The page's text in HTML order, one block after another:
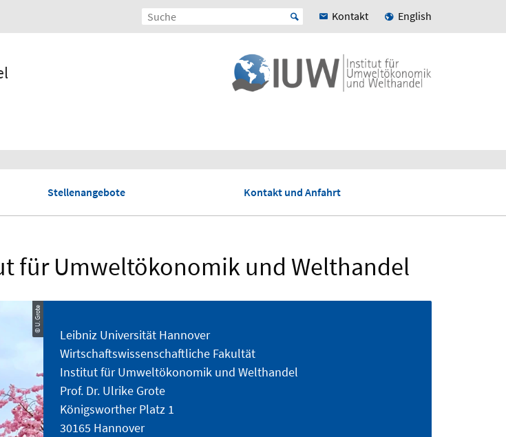
Kontakt English
Stellenangebote Kontakt und Anfahrt
für Umweltökonomik und Welthandel
© U. Grote
Leibniz Universität Hannover
Wirtschaftswissenschaftliche Fakultät
Institut für Umweltökonomik und Welthandel
Prof. Dr. Ulrike Grote
Königsworther Platz 1
30165 Hannover